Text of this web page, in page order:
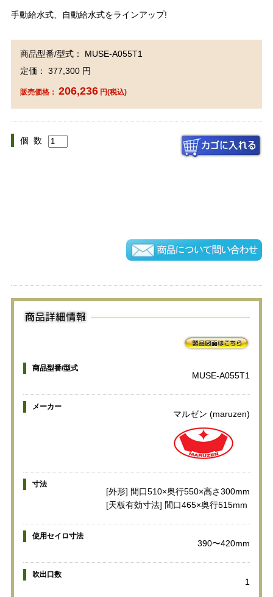
手動給水式、自動給水式をラインアップ!
商品型番/型式： MUSE-A055T1
定価： 377,300 円
販売価格： 206,236円(税込)
個 数
商品型番/型式
MUSE-A055T1
メーカー
マルゼン (maruzen)
寸法
[外形] 間口510×奥行550×高さ300mm
[天板有効寸法] 間口465×奥行515mm
使用セイロ寸法
390〜420mm
吹出口数
1